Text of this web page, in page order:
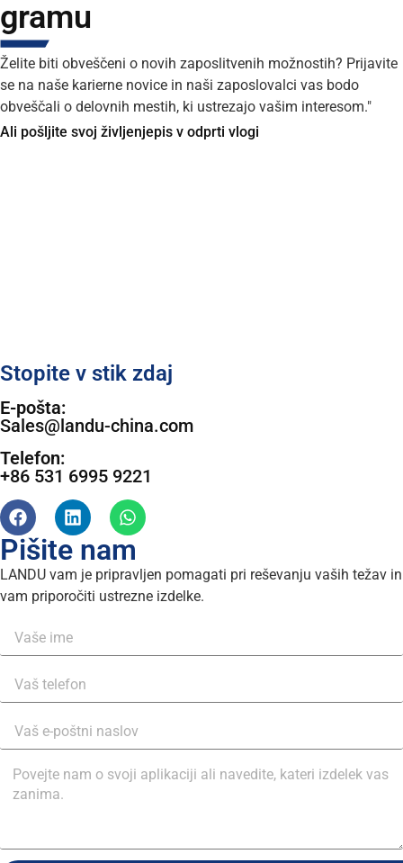
gramu
Želite biti obveščeni o novih zaposlitvenih možnostih? Prijavite
se na naše karierne novice in naši zaposlovalci vas bodo
obveščali o delovnih mestih, ki ustrezajo vašim interesom."
Ali pošljite svoj življenjepis v odprti vlogi
Stopite v stik zdaj
E-pošta:
Sales@landu-china.com
Telefon:
+86 531 6995 9221
Pišite nam
LANDU vam je pripravljen pomagati pri reševanju vaših težav in
vam priporočiti ustrezne izdelke.